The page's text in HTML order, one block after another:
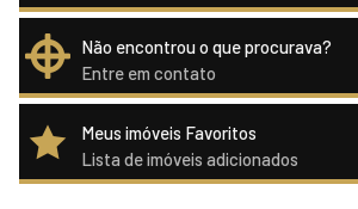
Não encontrou o que procurava?
Entre em contato
Meus imóveis Favoritos
Lista de imóveis adicionados